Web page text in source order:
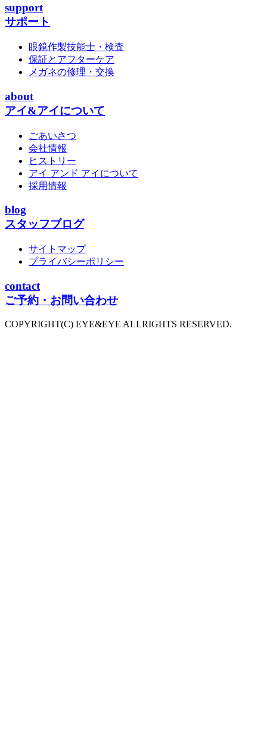
support
サポート
眼鏡作製技能士・検査
保証とアフターケア
メガネの修理・交換
about
アイ&アイについて
ごあいさつ
会社情報
ヒストリー
アイ アンド アイについて
採用情報
blog
スタッフブログ
サイトマップ
プライバシーポリシー
contact
ご予約・お問い合わせ
COPYRIGHT(C) EYE&EYE ALLRIGHTS RESERVED.